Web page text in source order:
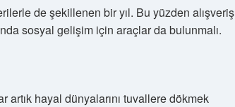
de şekillenen bir yıl. Bu yüzden alışveriş
sosyal gelişim için araçlar da bulunmalı.
artık hayal dünyalarını tuvallere dökmek